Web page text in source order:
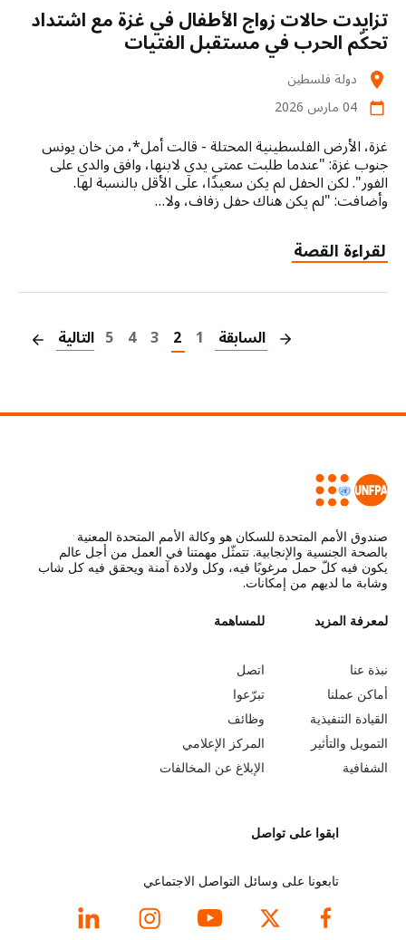
تزايدت حالات زواج الأطفال في غزة مع اشتداد
تحكّم الحرب في مستقبل الفتيات
location_on دولة فلسطين
calendar_today 04 مارس 2026
غزة، الأرض الفلسطينية المحتلة - قالت أمل*، من خان يونس
جنوب غزة: "عندما طلبت عمتي يدي لابنها، وافق والدي على
الفور". لكن الحفل لم يكن سعيدًا، على الأقل بالنسبة لها.
وأضافت: "لم يكن هناك حفل زفاف، ولا…
لقراءة القصة
السابقة 1
2
3
4
5 التالية
صندوق الأمم المتحدة للسكان هو وكالة الأمم المتحدة المعنية
بالصحة الجنسية والإنجابية. تتمثّل مهمتنا في العمل من أجل عالم
يكون فيه كلّ حمل مرغوبًا فيه، وكل ولادة آمنة ويحقق فيه كل شاب
وشابة ما لديهم من إمكانات.
L
e
a
r
n
لمعرفة المزيد
نبذة عنا
أماكن عملنا
القيادة التنفيذية
التمويل والتأثير
الشفافية
G
o
b
e
y
n
d
f
للمساهمة
اتصل
تبرّعوا
وظائف
المركز الإعلامي
الإبلاغ عن المخالفات
ابقوا على تواصل
تابعونا على وسائل التواصل الاجتماعي